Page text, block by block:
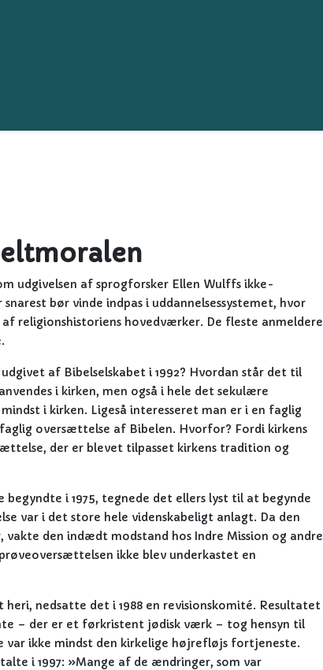
udgivelsen af sprogforsker Ellen Wulffs ikke-
bør vinde indpas i uddannelsessystemet, hvor
religionshistoriens hovedværker. De fleste anmeldere
af Bibelselskabet i 1992? Hvordan står det til
i kirken, men også i hele det sekulære
i kirken. Ligeså interesseret man er i en faglig
oversættelse af Bibelen. Hvorfor? Fordi kirkens
der er blevet tilpasset kirkens tradition og
i 1975, tegnede det ellers lyst til at begynde
var i det store hele videnskabeligt anlagt. Da den
den indædt modstand hos Indre Mission og andre
ikke blev underkastet en
nedsatte det i 1988 en revisionskomité. Resultatet
– der er et førkristent jødisk værk – tog hensyn til
ikke mindst den kirkelige højrefløjs fortjeneste.
i 1997: »Mange af de ændringer, som var